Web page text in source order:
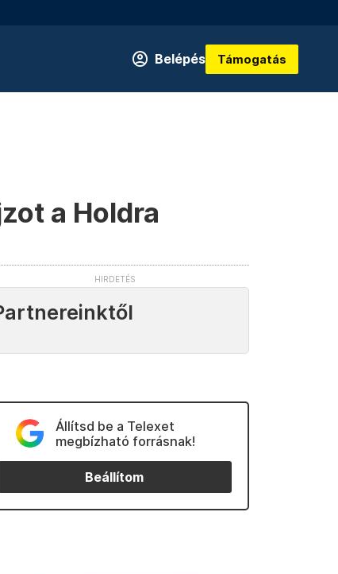
Belépés Támogatás
a Holdra
Állítsd be a Telexet
megbízható forrásnak!
Beállítom